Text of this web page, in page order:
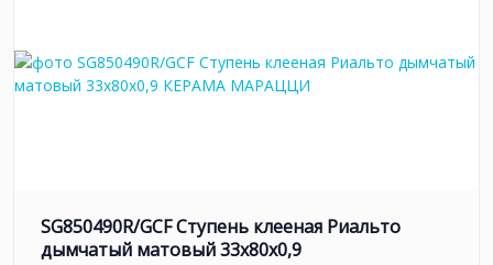
SG850490R/GCF Ступень клееная Риальто
дымчатый матовый 33x80x0,9